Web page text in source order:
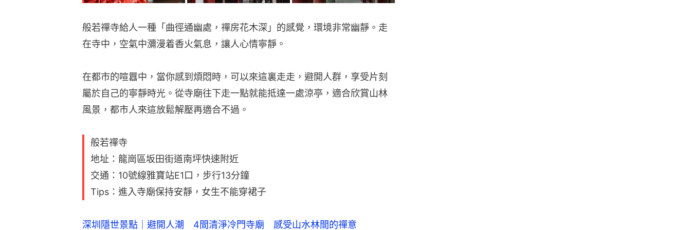
般若禪寺給人一種「曲徑通幽處，禪房花木深」的感覺，環境非常幽靜。走
在寺中，空氣中瀰漫着香火氣息，讓人心情寧靜。
在都市的喧囂中，當你感到煩悶時，可以來這裏走走，避開人群，享受片刻
屬於自己的寧靜時光。從寺廟往下走一點就能抵達一處涼亭，適合欣賞山林
風景，都市人來這放鬆解壓再適合不過。
般若禪寺
地址：龍崗區坂田街道南坪快速附近
交通：10號線雅寶站E1口，步行13分鐘
Tips：進入寺廟保持安靜，女生不能穿裙子
深圳隱世景點｜避開人潮 4間清淨冷門寺廟 感受山水林間的禪意